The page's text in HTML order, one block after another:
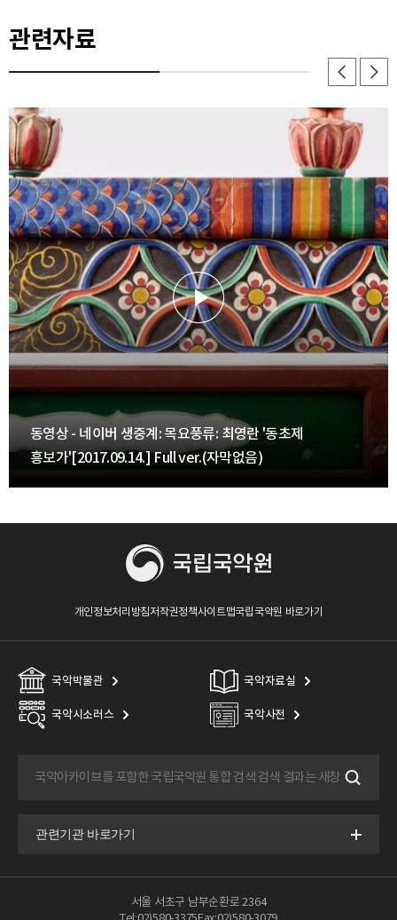
관련자료
동영상 - 네이버 생중계: 목요풍류: 최영란 '동초제
흥보가'[2017.09.14.] Full ver.(자막없음)
개인정보처리방침저작권정책사이트맵국립국악원 바로가기
국악박물관 국악자료실
국악시소러스 국악사전
서울 서초구 남부순환로 2364